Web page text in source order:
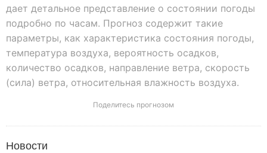
дает детальное представление о состоянии погоды
подробно по часам. Прогноз содержит такие
параметры, как характеристика состояния погоды,
температура воздуха, вероятность осадков,
количество осадков, направление ветра, скорость
(сила) ветра, относительная влажность воздуха.
Поделитесь прогнозом
Новости